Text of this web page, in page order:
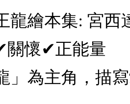
龍繪本集: 宮西
關懷✔正能量
」為主角，描寫